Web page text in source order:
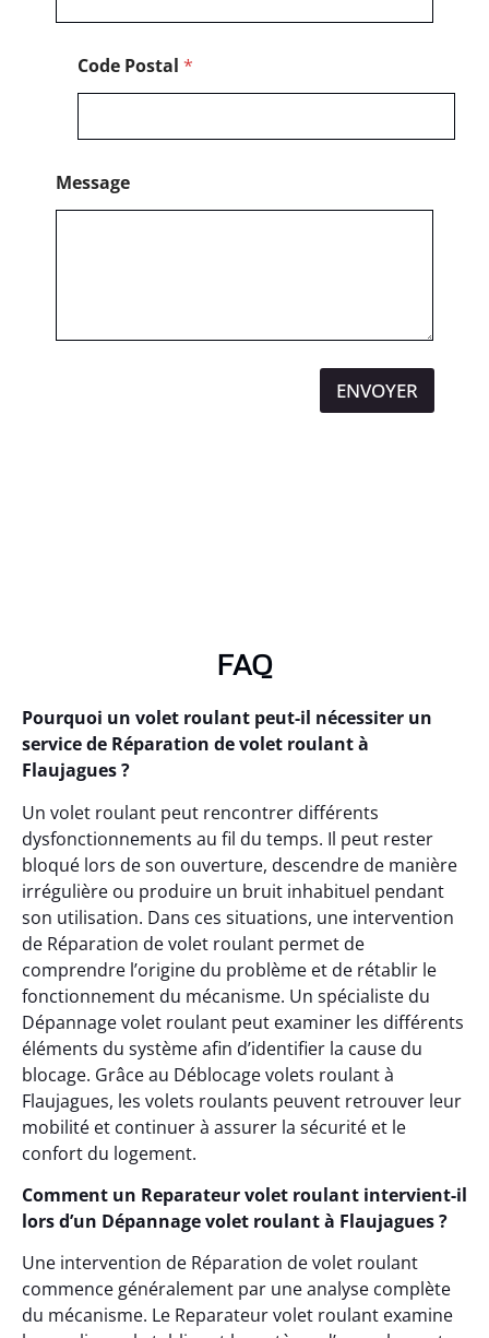
Code Postal *
Message
ENVOYER
FAQ
Pourquoi un volet roulant peut-il nécessiter un
service de Réparation de volet roulant à
Flaujagues ?
Un volet roulant peut rencontrer différents
dysfonctionnements au fil du temps. Il peut rester
bloqué lors de son ouverture, descendre de manière
irrégulière ou produire un bruit inhabituel pendant
son utilisation. Dans ces situations, une intervention
de Réparation de volet roulant permet de
comprendre l’origine du problème et de rétablir le
fonctionnement du mécanisme. Un spécialiste du
Dépannage volet roulant peut examiner les différents
éléments du système afin d’identifier la cause du
blocage. Grâce au Déblocage volets roulant à
Flaujagues, les volets roulants peuvent retrouver leur
mobilité et continuer à assurer la sécurité et le
confort du logement.
Comment un Reparateur volet roulant intervient-il
lors d’un Dépannage volet roulant à Flaujagues ?
Une intervention de Réparation de volet roulant
commence généralement par une analyse complète
du mécanisme. Le Reparateur volet roulant examine